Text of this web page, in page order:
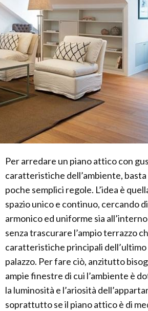
Per arredare un piano attico con
caratteristiche dell’ambiente,
poche semplici regole. L’idea è
spazio unico e continuo, cercando
armonico ed uniforme sia
senza trascurare l’ampio terrazzo
caratteristiche principali dell’ultimo
palazzo. Per fare ciò, anzitutto
ampie finestre di cui l’ambiente è
la luminosità e l’ariosità
soprattutto se il piano attico è di